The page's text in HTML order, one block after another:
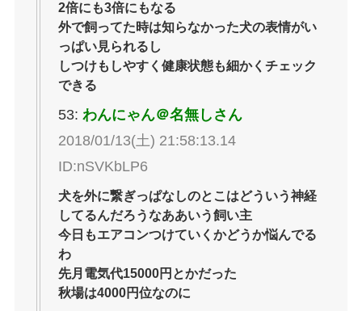
2倍にも3倍にもなる
外で飼ってた時は知らなかった犬の表情がい
っぱい見られるし
しつけもしやすく健康状態も細かくチェック
できる
53: わんにゃん＠名無しさん
2018/01/13(土) 21:58:13.14
ID:nSVKbLP6
犬を外に繋ぎっぱなしのとこはどういう神経
してるんだろうなああいう飼い主
今日もエアコンつけていくかどうか悩んでる
わ
先月電気代15000円とかだった
秋場は4000円位なのに